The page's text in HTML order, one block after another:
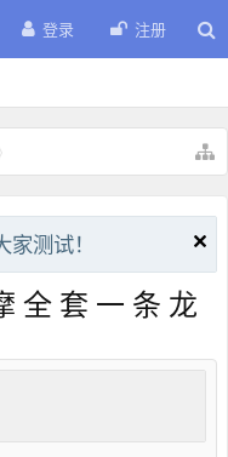
登录 注册
测试！
全 套 一 条 龙